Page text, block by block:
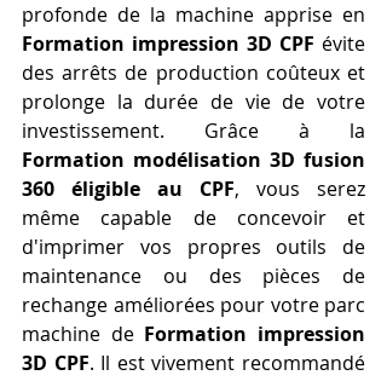
Formation impression 3D CPF évite
des arrêts de production coûteux et
prolonge la durée de vie de votre
Formation modélisation 3D fusion
360 éligible au CPF, vous serez
même capable de concevoir et
d'imprimer vos propres outils de
maintenance ou des pièces de
rechange améliorées pour votre parc
machine de Formation impression
3D CPF. Il est vivement recommandé